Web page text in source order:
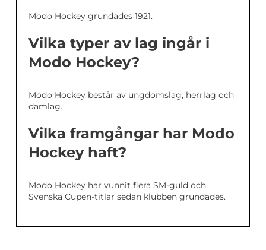
Modo Hockey grundades 1921.
Vilka typer av lag ingår i
Modo Hockey?
Modo Hockey består av ungdomslag, herrlag och
damlag.
Vilka framgångar har Modo
Hockey haft?
Modo Hockey har vunnit flera SM-guld och
Svenska Cupen-titlar sedan klubben grundades.